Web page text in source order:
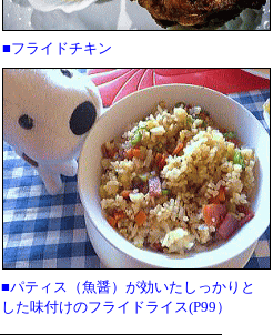
■フライドチキン
■パティス（魚醤）が効いたしっかりと
した味付けのフライドライス(P99）